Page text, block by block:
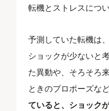
転機とストレスにつ
予測していた転機は
ショックが少ないと
た異動や、そろそろ
ときのプロポーズなど
ていると、ショック